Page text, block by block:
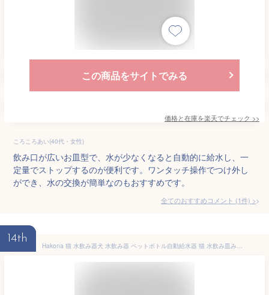
この商品をサイトでみる
価格と在庫を楽天でチェック >>
ころころあい(40代・女性)
飲み口が広いお皿型で、水が少なくなると自動的に給水し、一
定量でストップするのが便利です。ワンタッチ操作でつけ外し
ができ、水の交換が簡単なのもおすすめです。
全てのおすすめコメント (1件) >
14th
Hakona 猫 水飲み器犬 水飲み器 ペットボトル自動給水器 猫 水飲み皿みずのみ器 犬給水器スタンド固定浄水器 ねこペット 水飲み器ウサギ 水飲み器自動水やり器 猫給水機大容量 電源不要 プラスチックペット用品 500ML短期出張 熱中症を防ぐ (カーキ色)